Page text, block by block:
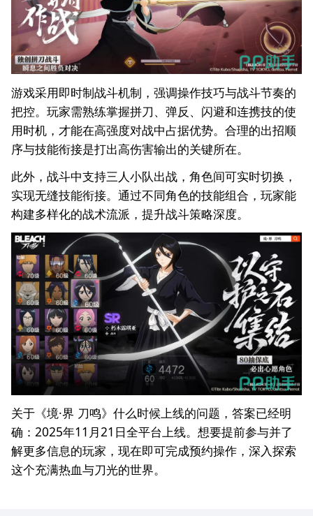
游戏采用即时制战斗机制，强调操作技巧与战斗节奏的
把控。玩家需熟练掌握拼刀、弹反、闪避和连携技的使
用时机，才能在高强度对战中占据优势。合理的出招顺
序与技能衔接是打出高伤害输出的关键所在。
此外，战斗中支持三人小队出战，角色间可实时切换，
实现无缝技能衔接。通过不同角色的技能组合，玩家能
构建多样化的战术流派，提升战斗策略深度。
关于《境·界 刀鸣》什么时候上线的问题，答案已经明
确：2025年11月21日全平台上线。想要提前参与并了
解更多信息的玩家，现在即可完成预约操作，深入探索
这个充满热血与刀光的世界。